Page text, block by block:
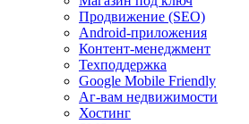
Продвижение (SEO)
Android-приложения
Контент-менеджмент
Техподдержка
Google Mobile Friendly
Аг-вам недвижимости
Хостинг